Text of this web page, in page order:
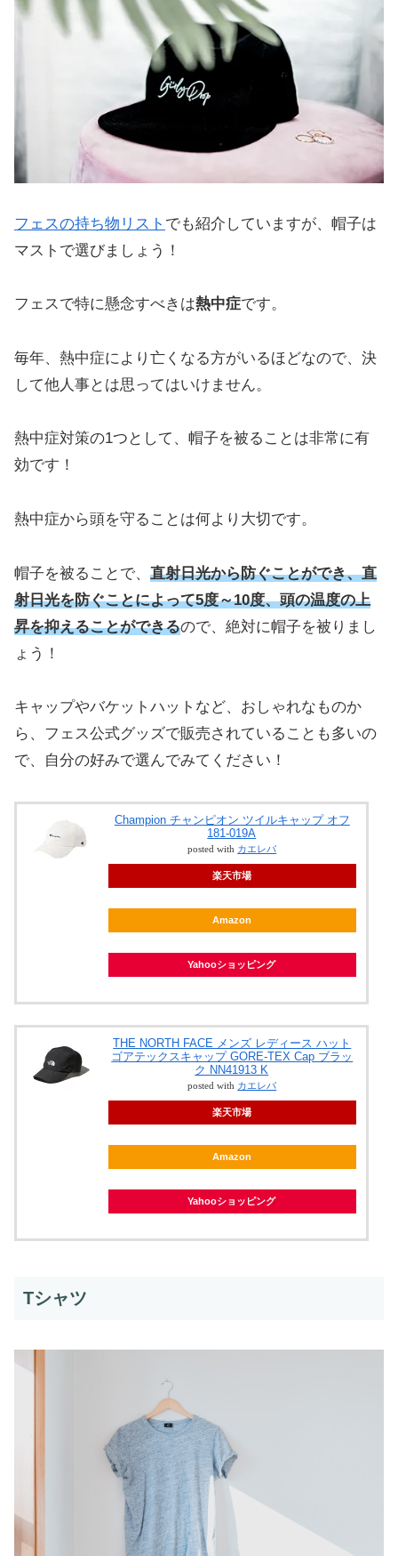
フェスの持ち物リスト でも紹介していますが、帽子は
マストで選びましょう！
フェスで特に懸念すべきは熱中症です。
毎年、熱中症により亡くなる方がいるほどなので、決
して他人事とは思ってはいけません。
熱中症対策の1つとして、帽子を被ることは非常に有
効です！
熱中症から頭を守ることは何より大切です。
帽子を被ることで、 直射日光から防ぐことができ、直
射日光を防ぐことによって5度～10度、頭の温度の上
昇を抑えることができるので、絶対に帽子を被りまし
ょう！
キャップやバケットハットなど、おしゃれなものか
ら、フェス公式グッズで販売されていることも多いの
で、自分の好みで選んでみてください！
Champion チャンピオン ツイルキャップ オフ
181-019A
posted with カエレバ
楽天市場
Amazon
Yahooショッピング
THE NORTH FACE メンズ レディース ハット
ゴアテックスキャップ GORE-TEX Cap ブラッ
ク NN41913 K
posted with カエレバ
楽天市場
Amazon
Yahooショッピング
Tシャツ